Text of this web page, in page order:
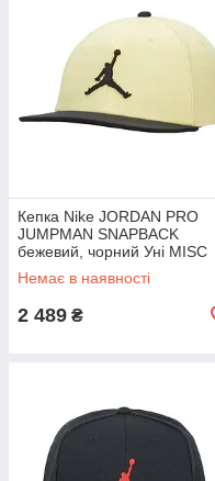
Кепка Nike JORDAN PRO
JUMPMAN SNAPBACK
бежевий, чорний Уні MISC
Немає в наявності
2 489 ₴